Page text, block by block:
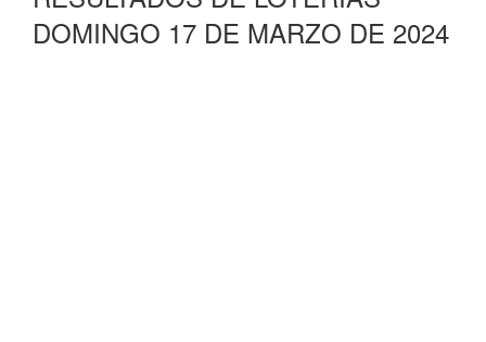
DOMINGO 17 DE MARZO DE 2024